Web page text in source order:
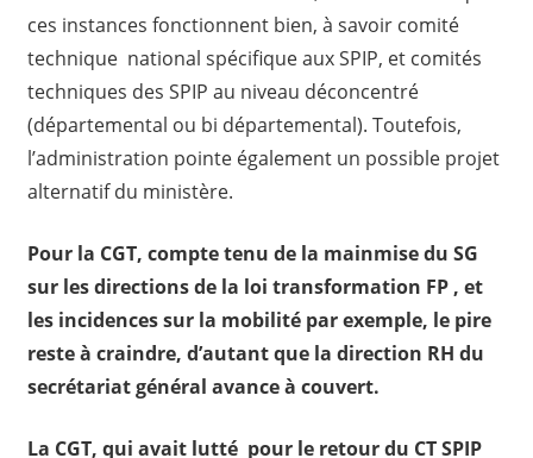
ces instances fonctionnent bien, à savoir comité
technique national spécifique aux SPIP, et comités
techniques des SPIP au niveau déconcentré
(départemental ou bi départemental). Toutefois,
l’administration pointe également un possible projet
alternatif du ministère.
Pour la CGT, compte tenu de la mainmise du SG
sur les directions de la loi transformation FP , et
les incidences sur la mobilité par exemple, le pire
reste à craindre, d’autant que la direction RH du
secrétariat général avance à couvert.
La CGT, qui avait lutté pour le retour du CT SPIP